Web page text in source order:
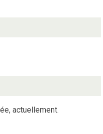
actuellement.